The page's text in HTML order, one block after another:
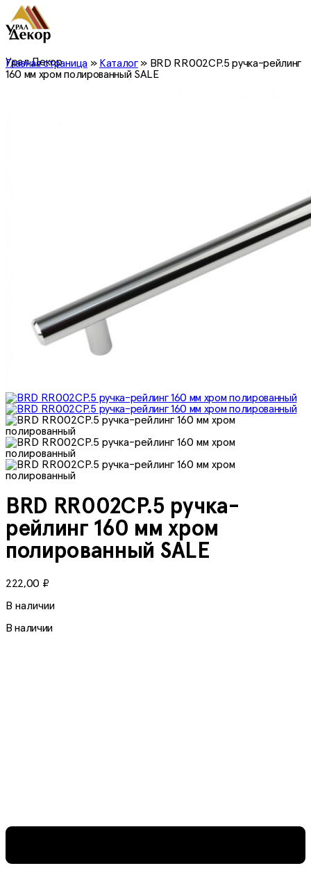
Урал Декор
Главная страница» Каталог» BRD RR002CP.5 ручка-рейлинг
160 мм хром полированный SALE
BRD RR002CP.5 ручка-
рейлинг 160 мм хром
полированный SALE
222,00 ₽
В наличии
В наличии